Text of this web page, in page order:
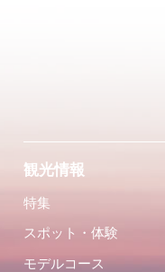
観光情報
特集
スポット・体験
モデルコース